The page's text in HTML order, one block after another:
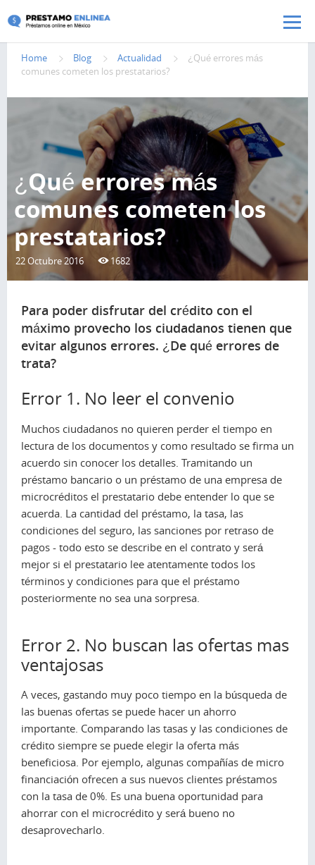
Pasar al contenido principal
Home Blog Actualidad
¿Qué errores más
comunes cometen los prestatarios?
¿Qué errores más
comunes cometen los
prestatarios?
22 Octubre 2016 1682
Para poder disfrutar del crédito con el
máximo provecho los ciudadanos tienen que
evitar algunos errores. ¿De qué errores de
trata?
Error 1. No leer el convenio
Muchos ciudadanos no quieren perder el tiempo en
lectura de los documentos y como resultado se firma un
acuerdo sin conocer los detalles. Tramitando un
préstamo bancario o un préstamo de una empresa de
microcréditos el prestatario debe entender lo que se
acuerda. La cantidad del préstamo, la tasa, las
condiciones del seguro, las sanciones por retraso de
pagos - todo esto se describe en el contrato y será
mejor si el prestatario lee atentamente todos los
términos y condiciones para que el préstamo
posteriormente no sea una sorpresa.
Error 2. No buscan las ofertas mas
ventajosas
A veces, gastando muy poco tiempo en la búsqueda de
las buenas ofertas se puede hacer un ahorro
importante. Comparando las tasas y las condiciones de
crédito siempre se puede elegir la oferta más
beneficiosa. Por ejemplo, algunas compañías de micro
financiación ofrecen a sus nuevos clientes préstamos
con la tasa de 0%. Es una buena oportunidad para
ahorrar con el microcrédito y será bueno no
desaprovecharlo.